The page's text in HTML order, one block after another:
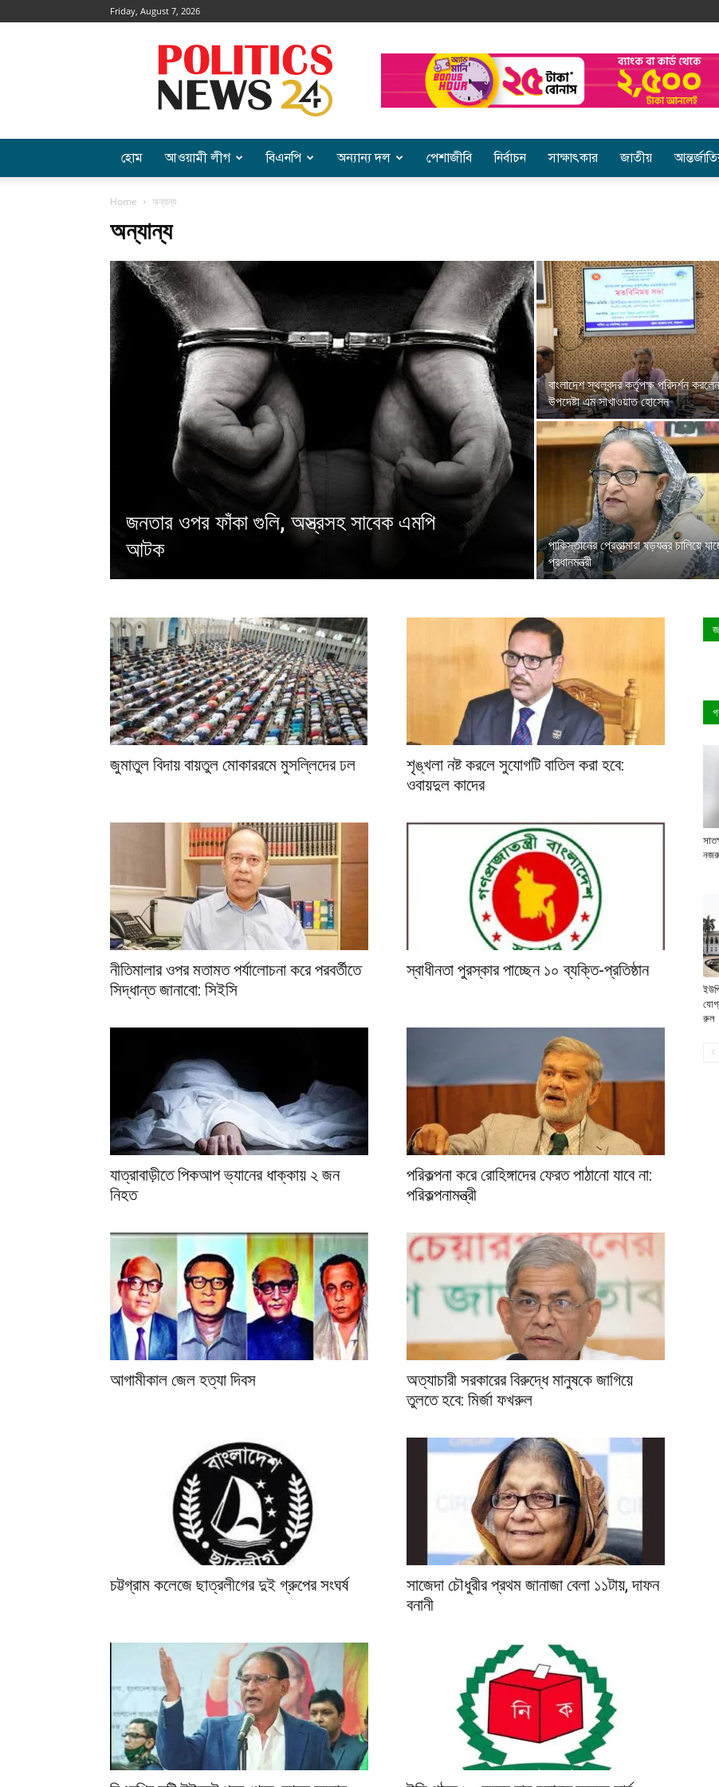
Friday, August 7, 2026
Politics
হোম আওয়ামী লীগ বিএনপি অন্যান্য দল পেশাজীবি নির্বাচন সাক্ষাৎকার জাতীয়
Home অন্যান্য
অন্যান্য
জনতার ওপর ফাঁকা গুলি, অস্ত্রসহ সাবেক এমপি
আটক
বাংলাদেশ স্থলবন্দর কর্তৃপক্ষ পরিদর্শন করলেন
উপদেষ্টা এম সাখাওয়াত হোসেন
পাকিস্তানের প্রেতাত্মারা ষড়যন্ত্র চালিয়ে
প্রধানমন্ত্রী
জুমাতুল বিদায় বায়তুল মোকাররমে মুসল্লিদের ঢল
শৃঙ্খলা নষ্ট করলে সুযোগটি বাতিল করা হবে:
ওবায়দুল কাদের
নীতিমালার ওপর মতামত পর্যালোচনা করে পরবর্তীতে
সিদ্ধান্ত জানাবো: সিইসি
স্বাধীনতা পুরস্কার পাচ্ছেন ১০ ব্যক্তি-প্রতিষ্ঠান
যাত্রাবাড়ীতে পিকআপ ভ্যানের ধাক্কায় ২ জন
নিহত
পরিকল্পনা করে রোহিঙ্গাদের ফেরত পাঠানো যাবে না:
পরিকল্পনামন্ত্রী
আগামীকাল জেল হত্যা দিবস
অত্যাচারী সরকারের বিরুদ্ধে মানুষকে জাগিয়ে
তুলতে হবে: মির্জা ফখরুল
চট্টগ্রাম কলেজে ছাত্রলীগের দুই গ্রুপের সংঘর্ষ
সাজেদা চৌধুরীর প্রথম জানাজা বেলা ১১টায়, দাফন
বনানী
রুল